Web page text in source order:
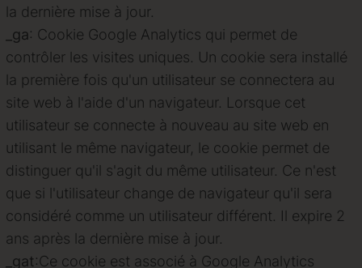
la dernière mise à jour.
_ga: Cookie Google Analytics qui permet de
contrôler les visites uniques. Un cookie sera installé
la première fois qu'un utilisateur se connectera au
site web à l'aide d'un navigateur. Lorsque cet
utilisateur se connecte à nouveau au site web en
utilisant le même navigateur, le cookie permet de
distinguer qu'il s'agit du même utilisateur. Ce n'est
que si l'utilisateur change de navigateur qu'il sera
considéré comme un utilisateur différent. Il expire 2
ans après la dernière mise à jour.
_gat:Ce cookie est associé à Google Analytics